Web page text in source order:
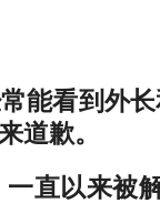
能看到外
道歉。
直以来被